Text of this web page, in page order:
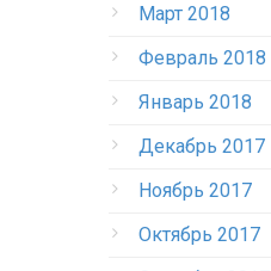
Март 2018
Февраль 2018
Январь 2018
Декабрь 2017
Ноябрь 2017
Октябрь 2017